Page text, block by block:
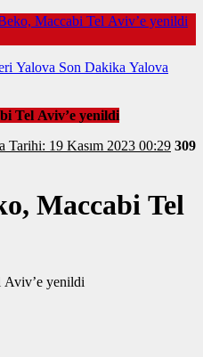
Maccabi Tel Aviv’e yenildi
Yalova Son Dakika Yalova
Tel Aviv’e yenildi
Yayınlanma Tarihi: 19 Kasım 2023 00:29 309
Maccabi Tel